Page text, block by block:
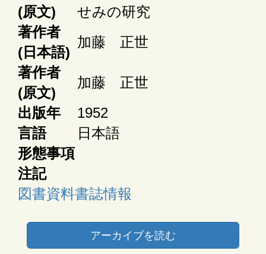
(原文)
せみの研究
著作者
(日本語)
加藤 正世
著作者
(原文)
加藤 正世
出版年
1952
言語
日本語
形態事項
注記
図書資料書誌情報
アーカイブを読む